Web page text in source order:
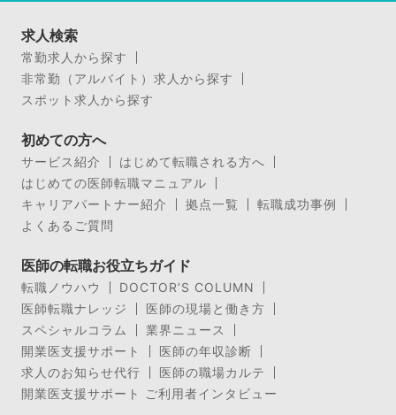
求人検索
常勤求人から探す
非常勤（アルバイト）求人から探す
スポット求人から探す
初めての方へ
サービス紹介
はじめて転職される方へ
はじめての医師転職マニュアル
キャリアパートナー紹介
拠点一覧
転職成功事例
よくあるご質問
医師の転職お役立ちガイド
転職ノウハウ
DOCTOR’S COLUMN
医師転職ナレッジ
医師の現場と働き方
スペシャルコラム
業界ニュース
開業医支援サポート
医師の年収診断
求人のお知らせ代行
医師の職場カルテ
開業医支援サポート ご利用者インタビュー